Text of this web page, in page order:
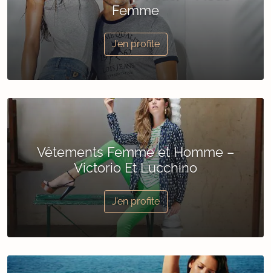
Femme
J’en profite
Vêtements Femme et Homme –
Victorio Et Lucchino
J’en profite